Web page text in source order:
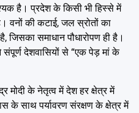
है। प्रदेश के किसी भी हिस्से में
वनों की कटाई, जल स्रोतों का
जिसका समाधान पौधारोपण ही है।
संपूर्ण देशवासियों से “एक पेड़ मां के
मोदी के नेतृत्व में देश हर क्षेत्र में
के साथ पर्यावरण संरक्षण के क्षेत्र में